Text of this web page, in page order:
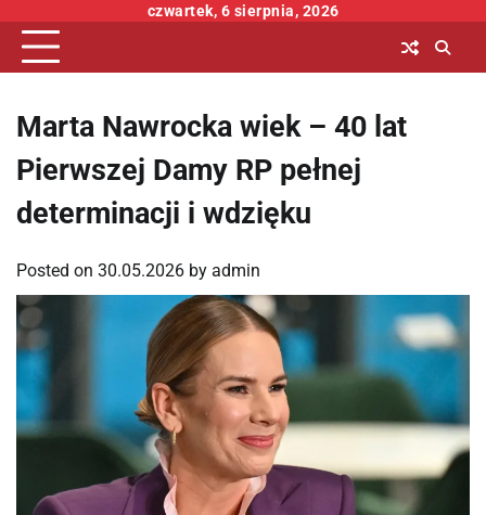
content
czwartek, 6 sierpnia, 2026
Marta Nawrocka wiek – 40 lat
Pierwszej Damy RP pełnej
determinacji i wdzięku
Posted on 30.05.2026 by admin